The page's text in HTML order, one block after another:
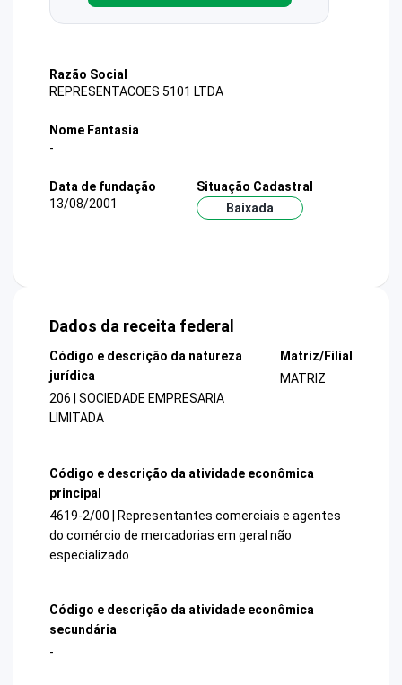
Razão Social
REPRESENTACOES 5101 LTDA
Nome Fantasia
-
Data de fundação
13/08/2001
Situação Cadastral
Baixada
Dados da receita federal
Código e descrição da natureza
jurídica
206 | SOCIEDADE EMPRESARIA
LIMITADA
Matriz/Filial
MATRIZ
Código e descrição da atividade econômica
principal
4619-2/00 | Representantes comerciais e agentes
do comércio de mercadorias em geral não
especializado
Código e descrição da atividade econômica
secundária
-